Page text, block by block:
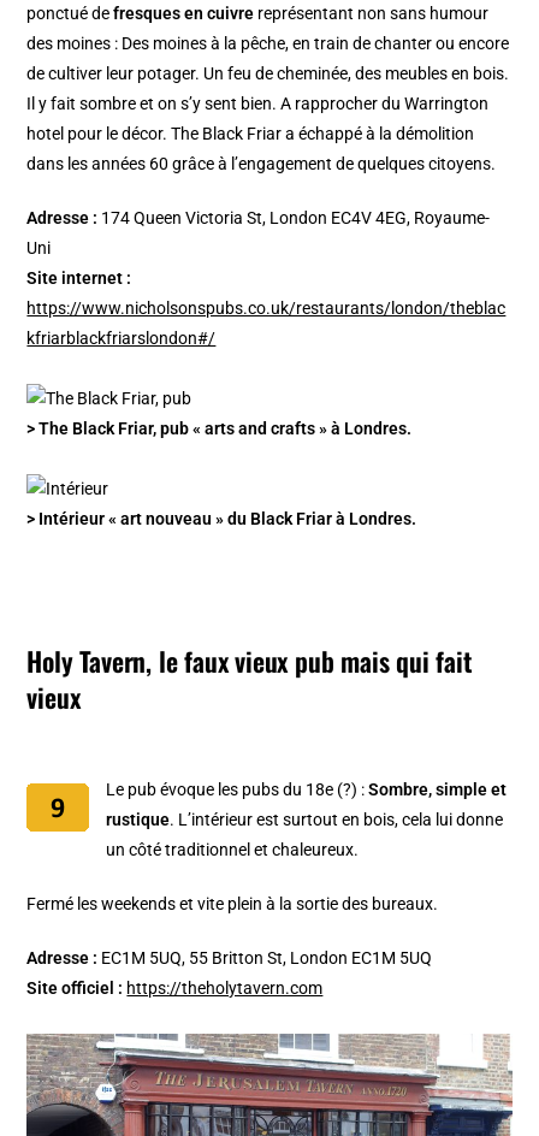
ponctué defresques en cuivre représentant non sans humour
des moines : Des moines à la pêche, en train de chanter ou encore
de cultiver leur potager. Un feu de cheminée, des meubles en bois.
Il y fait sombre et on s’y sent bien. A rapprocher du Warrington
hotel pour le décor. The Black Friar a échappé à la démolition
dans les années 60 grâce à l’engagement de quelques citoyens.
Adresse : 174 Queen Victoria St, London EC4V 4EG, Royaume-
Uni
Site internet :
https://www.nicholsonspubs.co.uk/restaurants/london/theblac
kfriarblackfriarslondon#/
> The Black Friar, pub « arts and crafts » à Londres.
> Intérieur « art nouveau » du Black Friar à Londres.
Holy Tavern, le faux vieux pub mais qui fait
vieux
Le pub évoque les pubs du 18e (?) :Sombre, simple et
rustique. L’intérieur est surtout en bois, cela lui donne
un côté traditionnel et chaleureux.
Fermé les weekends et vite plein à la sortie des bureaux.
Adresse : EC1M 5UQ, 55 Britton St, London EC1M 5UQ
Site officiel : https://theholytavern.com